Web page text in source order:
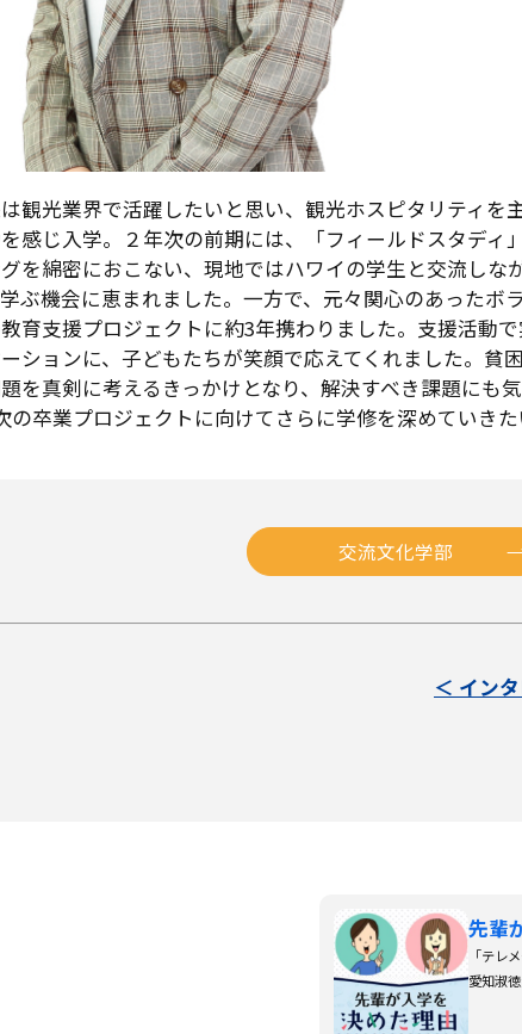
観光業界で活躍したいと思い、観光ホスピタリティ
感じ入学。２年次の前期には、「フィールドスタデ
を綿密におこない、現地ではハワイの学生と交流し
ぶ機会に恵まれました。一方で、元々関心のあった
育支援プロジェクトに約3年携わりました。支援活動
ションに、子どもたちが笑顔で応えてくれました。
を真剣に考えるきっかけとなり、解決すべき課題にも
の卒業プロジェクトに向けてさらに学修を深めていきた
交流文化学部
＜ イン
先輩
「テレ
愛知淑